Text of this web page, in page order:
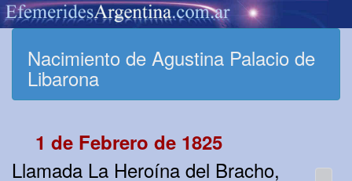
Nacimiento de Agustina Palacio de
Libarona
1 de Febrero de 1825
Llamada La Heroína del Bracho,